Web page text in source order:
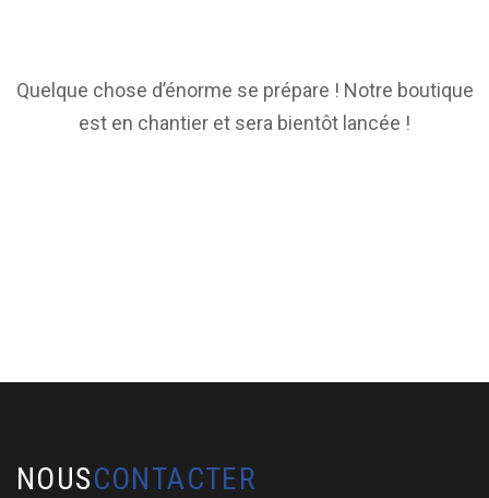
Quelque chose d’énorme se prépare ! Notre boutique
est en chantier et sera bientôt lancée !
NOUSCONTACTER